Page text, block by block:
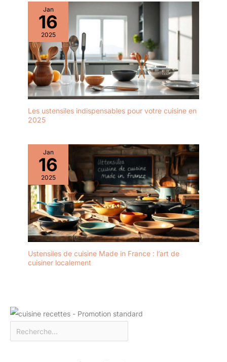
apprentis et avertis.
Jan
16
2025
Les ustensiles indispensables pour votre cuisine en
2025
Jan
16
2025
Ustensiles de cuisine Made in France : l’art de
cuisiner localement